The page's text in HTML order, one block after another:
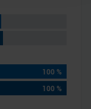
Anzeigen zu
anbieten
zu
zu Ihrer
Partner für
weiter. Unsere
mit
100 %
100 %